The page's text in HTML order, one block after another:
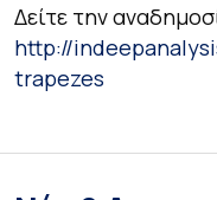
Δείτε την
http://
trapezes